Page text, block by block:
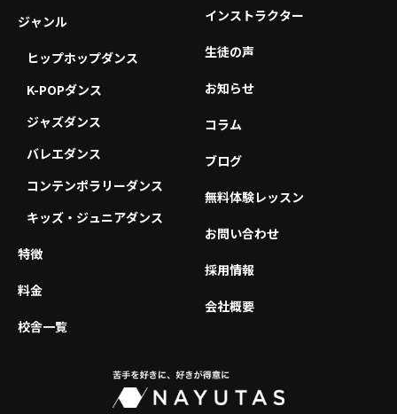
ジャンル
ヒップホップダンス
K-POPダンス
ジャズダンス
バレエダンス
コンテンポラリーダンス
キッズ・ジュニアダンス
特徴
料金
校舎一覧
インストラクター
生徒の声
お知らせ
コラム
ブログ
無料体験レッスン
お問い合わせ
採用情報
会社概要